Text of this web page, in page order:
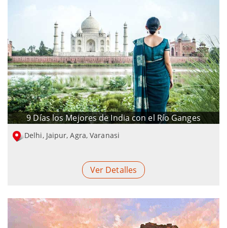
9 Días los Mejores de India con el Río Ganges
Delhi, Jaipur, Agra, Varanasi
Ver Detalles